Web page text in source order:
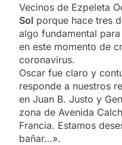
Vecinos de Ezpeleta
Sol porque hace tres
algo fundamental
en este momento de
coronavirus.
Oscar fue claro y
responde a nuestros
en Juan B. Justo y
zona de Avenida
Francia. Estamos
bañar…».